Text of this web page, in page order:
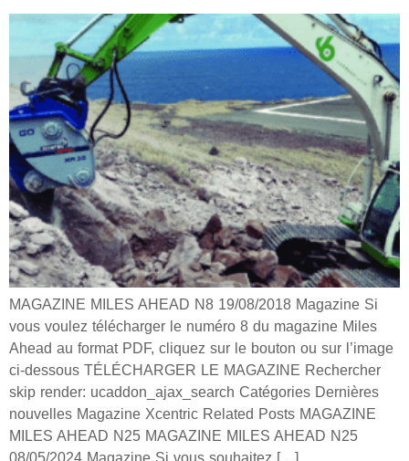
MAGAZINE MILES AHEAD N8 19/08/2018 Magazine Si
vous voulez télécharger le numéro 8 du magazine Miles
Ahead au format PDF, cliquez sur le bouton ou sur l’image
ci-dessous TÉLÉCHARGER LE MAGAZINE Rechercher
skip render: ucaddon_ajax_search Catégories Dernières
nouvelles Magazine Xcentric Related Posts MAGAZINE
MILES AHEAD N25 MAGAZINE MILES AHEAD N25
08/05/2024 Magazine Si vous souhaitez […]